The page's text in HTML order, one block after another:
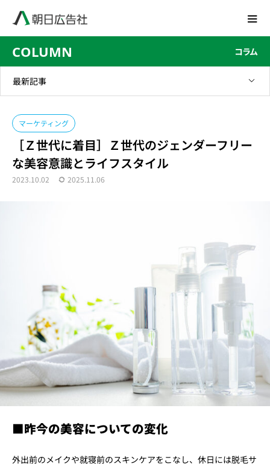
COLUMN コラム
最新記事
マーケティング
［Ｚ世代に着目］Ｚ世代のジェンダーフリー
な美容意識とライフスタイル
2023.10.02 2025.11.06
■昨今の美容についての変化
外出前のメイクや就寝前のスキンケアをこなし、休日には脱毛サ